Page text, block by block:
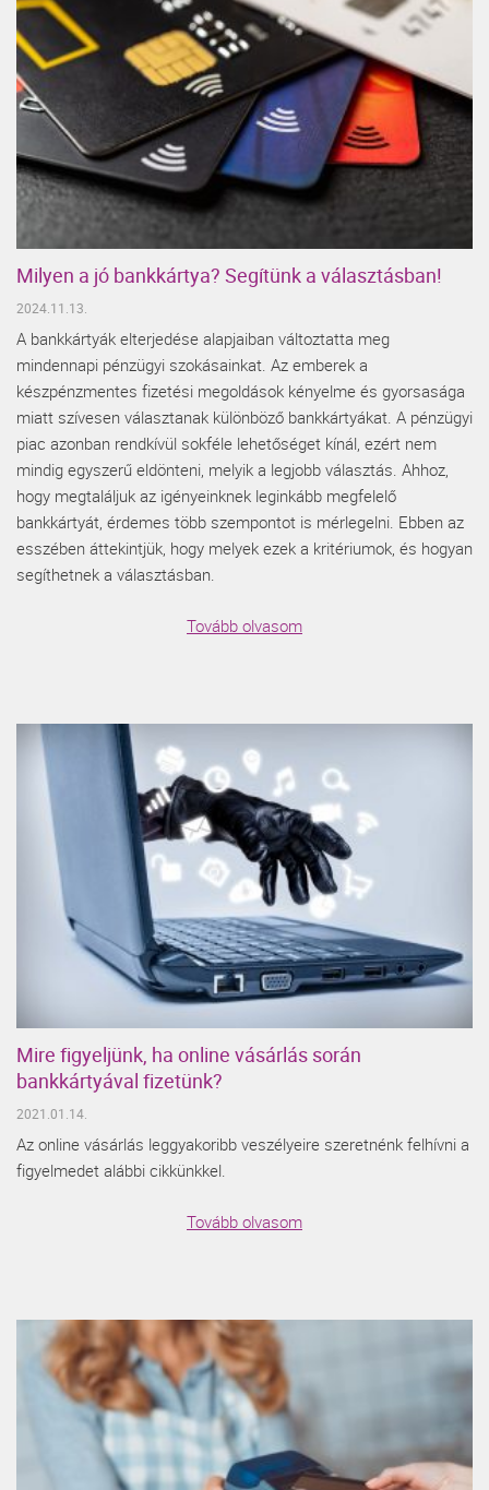
Milyen a jó bankkártya? Segítünk a választásban!
2024.11.13.
A bankkártyák elterjedése alapjaiban változtatta meg
mindennapi pénzügyi szokásainkat. Az emberek a
készpénzmentes fizetési megoldások kényelme és gyorsasága
miatt szívesen választanak különböző bankkártyákat. A pénzügyi
piac azonban rendkívül sokféle lehetőséget kínál, ezért nem
mindig egyszerű eldönteni, melyik a legjobb választás. Ahhoz,
hogy megtaláljuk az igényeinknek leginkább megfelelő
bankkártyát, érdemes több szempontot is mérlegelni. Ebben az
esszében áttekintjük, hogy melyek ezek a kritériumok, és hogyan
segíthetnek a választásban.
Tovább olvasom
Mire figyeljünk, ha online vásárlás során
bankkártyával fizetünk?
2021.01.14.
Az online vásárlás leggyakoribb veszélyeire szeretnénk felhívni a
figyelmedet alábbi cikkünkkel.
Tovább olvasom